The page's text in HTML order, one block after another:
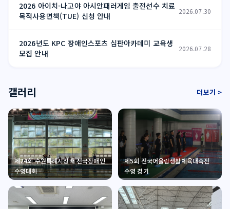
2026 아이치-나고야 아시안패러게임 출전선수 치료
목적사용면책(TUE) 신청 안내
2026.07.30
2026년도 KPC 장애인스포츠 심판아카데미 교육생
모집 안내
2026.07.28
갤러리 더보기 >
제24회 수원특례시장배 전국장애인
수영대회
제5회 전국어울림생활체육대축전
수영 경기